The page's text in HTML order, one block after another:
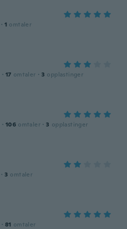
· 1 omtaler
· 17 omtaler · 3 opplastinger
· 106 omtaler · 3 opplastinger
· 3 omtaler
· 81 omtaler